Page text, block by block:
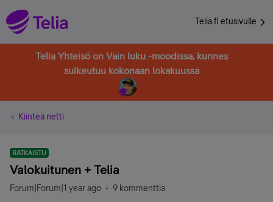
Telia.fi etusivulle
Telia Yhteisö on Vain luku -moodissa, kunnes
sulkeutuu kokonaan lokakuussa
Kiinteä netti
RATKAISTU
Valokuitunen + Telia
Forum|Forum|1 year ago 9 kommenttia